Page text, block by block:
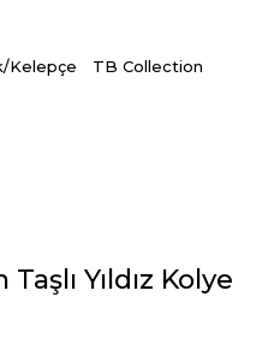
Kelepçe TB Collection
Yıldız Kolye